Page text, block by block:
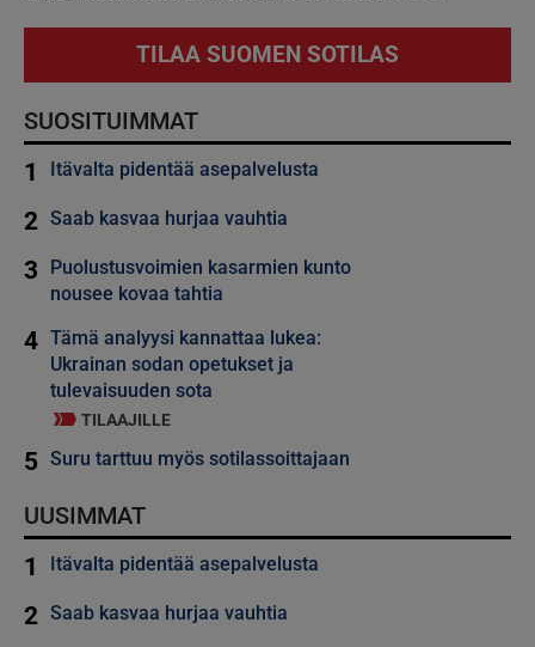
TILAA SUOMEN SOTILAS
SUOSITUIMMAT
1 Itävalta pidentää asepalvelusta
2 Saab kasvaa hurjaa vauhtia
3
Puolustusvoimien kasarmien kunto
nousee kovaa tahtia
4 Tämä analyysi kannattaa lukea:
Ukrainan sodan opetukset ja
tulevaisuuden sota
TILAAJILLE
5 Suru tarttuu myös sotilassoittajaan
UUSIMMAT
1 Itävalta pidentää asepalvelusta
2 Saab kasvaa hurjaa vauhtia